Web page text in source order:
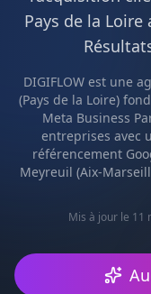
Pays de la Loire
DIGIFLOW est une
(Pays de la Loire)
Meta Business
entreprises avec
référencement
Meyreuil (Aix-
Mis à jour le 11